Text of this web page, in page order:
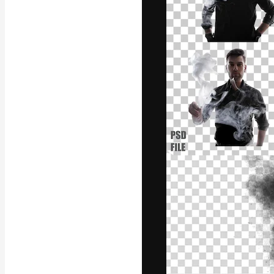
La piattaforma
migliori lavori.
creativi,
Italiano
Copyright ©